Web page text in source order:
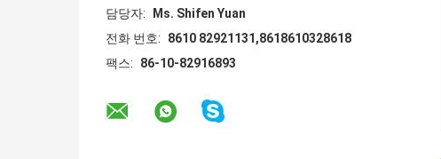
담당자:
Ms. Shifen Yuan
전화 번호:
8610 82921131,8618610328618
팩스:
86-10-82916893